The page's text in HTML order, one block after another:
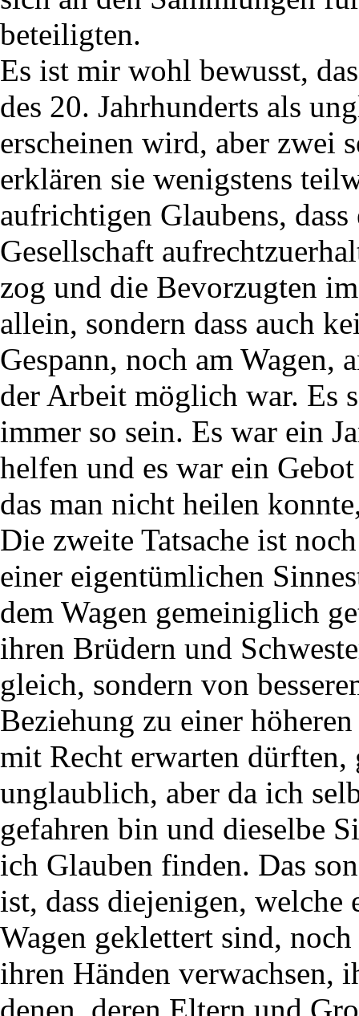
beteiligten.
Es ist mir wohl bewusst,
des 20. Jahrhunderts als
erscheinen wird, aber zwei
erklären sie wenigstens
aufrichtigen Glaubens,
Gesellschaft
zog und die Bevorzugten
allein, sondern dass auch
Gespann, noch am Wagen,
der Arbeit möglich war. Es
immer so sein. Es war ein
helfen und es war ein
das man nicht heilen
Die zweite Tatsache ist
einer eigentümlichen
dem Wagen gemeiniglich
ihren Brüdern und
gleich, sondern von
Beziehung zu einer
mit Recht erwarten dürften,
unglaublich, aber da ich
gefahren bin und dieselbe
ich Glauben finden. Das
ist, dass diejenigen, welche
Wagen geklettert sind,
ihren Händen verwachsen,